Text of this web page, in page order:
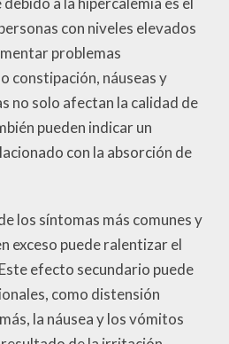
con niveles elevados
problemas
constipación, náuseas y
no solo afectan la calidad de
pueden indicar un
con la absorción de
los síntomas más comunes y
exceso puede ralentizar el
efecto secundario puede
como distensión
la náusea y los vómitos